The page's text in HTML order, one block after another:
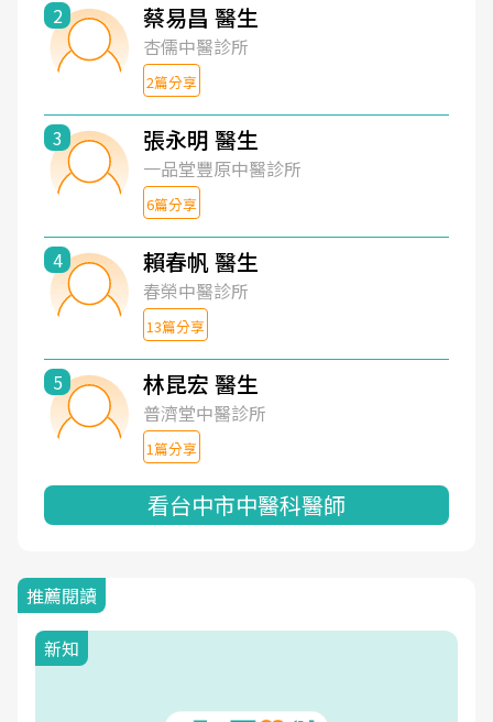
2 蔡易昌 醫生
杏儒中醫診所
2篇分享
3 張永明 醫生
一品堂豐原中醫診所
6篇分享
4 賴春帆 醫生
春榮中醫診所
13篇分享
5 林昆宏 醫生
普濟堂中醫診所
1篇分享
看台中市中醫科醫師
推薦閱讀
新知